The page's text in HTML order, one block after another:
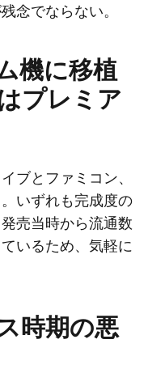
念でならない。
機に移植
プレミア
ブとファミコン、
いずれも完成度の
売当時から流通数
いるため、気軽に
時期の悪